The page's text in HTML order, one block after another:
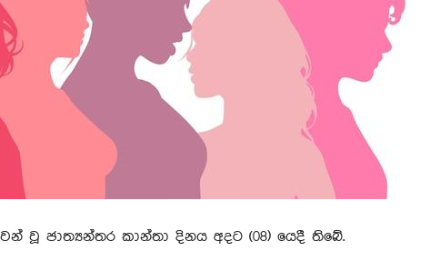
වූ ජාත්‍යන්තර කාන්තා දිනය අදට (08) යෙදී තිබේ.